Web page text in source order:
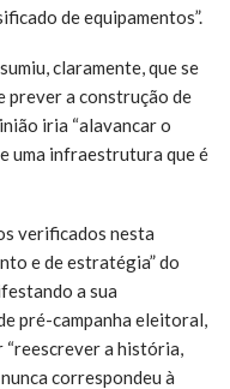
de equipamentos”.
claramente, que se
prever a construção de
iria “alavancar o
uma infraestrutura que é
verificados nesta
e de estratégia” do
a sua
pré-campanha eleitoral,
“reescrever a história,
correspondeu à